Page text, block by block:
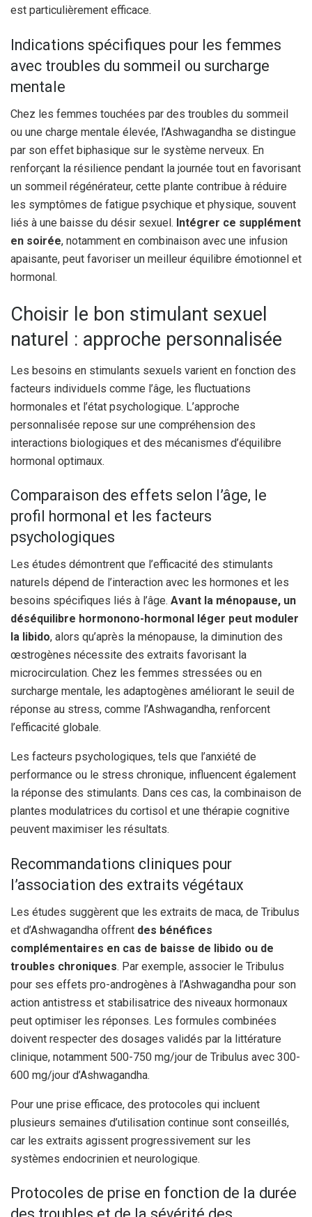
est particulièrement efficace.
Indications spécifiques pour les femmes
avec troubles du sommeil ou surcharge
mentale
Chez les femmes touchées par des troubles du sommeil
ou une charge mentale élevée, l’Ashwagandha se distingue
par son effet biphasique sur le système nerveux. En
renforçant la résilience pendant la journée tout en favorisant
un sommeil régénérateur, cette plante contribue à réduire
les symptômes de fatigue psychique et physique, souvent
liés à une baisse du désir sexuel. Intégrer ce supplément
en soirée, notamment en combinaison avec une infusion
apaisante, peut favoriser un meilleur équilibre émotionnel et
hormonal.
Choisir le bon stimulant sexuel
naturel : approche personnalisée
Les besoins en stimulants sexuels varient en fonction des
facteurs individuels comme l’âge, les fluctuations
hormonales et l’état psychologique. L’approche
personnalisée repose sur une compréhension des
interactions biologiques et des mécanismes d’équilibre
hormonal optimaux.
Comparaison des effets selon l’âge, le
profil hormonal et les facteurs
psychologiques
Les études démontrent que l’efficacité des stimulants
naturels dépend de l’interaction avec les hormones et les
besoins spécifiques liés à l’âge. Avant la ménopause, un
déséquilibre hormonono-hormonal léger peut moduler
la libido, alors qu’après la ménopause, la diminution des
œstrogènes nécessite des extraits favorisant la
microcirculation. Chez les femmes stressées ou en
surcharge mentale, les adaptogènes améliorant le seuil de
réponse au stress, comme l’Ashwagandha, renforcent
l’efficacité globale.
Les facteurs psychologiques, tels que l’anxiété de
performance ou le stress chronique, influencent également
la réponse des stimulants. Dans ces cas, la combinaison de
plantes modulatrices du cortisol et une thérapie cognitive
peuvent maximiser les résultats.
Recommandations cliniques pour
l’association des extraits végétaux
Les études suggèrent que les extraits de maca, de Tribulus
et d’Ashwagandha offrent des bénéfices
complémentaires en cas de baisse de libido ou de
troubles chroniques. Par exemple, associer le Tribulus
pour ses effets pro-androgènes à l’Ashwagandha pour son
action antistress et stabilisatrice des niveaux hormonaux
peut optimiser les réponses. Les formules combinées
doivent respecter des dosages validés par la littérature
clinique, notamment 500-750 mg/jour de Tribulus avec 300-
600 mg/jour d’Ashwagandha.
Pour une prise efficace, des protocoles qui incluent
plusieurs semaines d’utilisation continue sont conseillés,
car les extraits agissent progressivement sur les
systèmes endocrinien et neurologique.
Protocoles de prise en fonction de la durée